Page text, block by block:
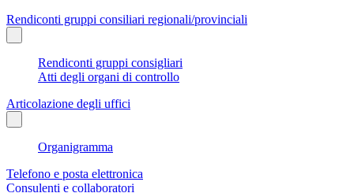
Rendiconti gruppi consiliari regionali/provinciali
Rendiconti gruppi consigliari
Atti degli organi di controllo
Articolazione degli uffici
Organigramma
Telefono e posta elettronica
Consulenti e collaboratori